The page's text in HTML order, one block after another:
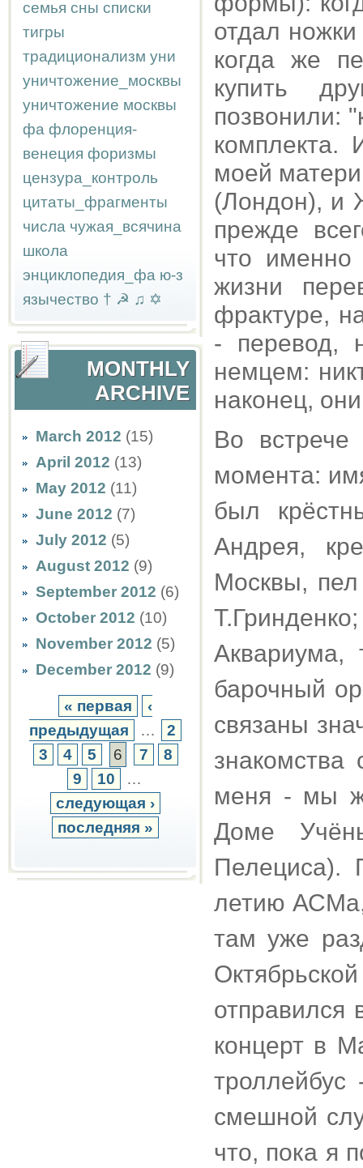
семья сны списки
тигры
традиционализм уни
уничтожение_москвы
уничтожение москвы
фа флоренция-
венеция форизмы
цензура_контроль
цитаты_фрагменты
числа чужая_всячина
школа
энциклопедия_фа ю-з
язычество † ☭ ♫ ✡
MONTHLY
ARCHIVE
March 2012 (15)
April 2012 (13)
May 2012 (11)
June 2012 (7)
July 2012 (5)
August 2012 (9)
September 2012 (6)
October 2012 (10)
November 2012 (5)
December 2012 (9)
« первая
‹
предыдущая
…
2
3
4 5 6 7
8
9
10
…
следующая ›
последняя »
отдал
когда же
купить
позвонили:
моей
(Лондон), и
прежде
что
жизни
фрактуре,
- перевод,
немцем:
наконец,
Во
момента:
был
Андрея,
Москвы,
Аквариума,
барочный
связаны
меня - мы
Доме
Пелециса).
летию
там уже
концерт в
смешной
что, пока я